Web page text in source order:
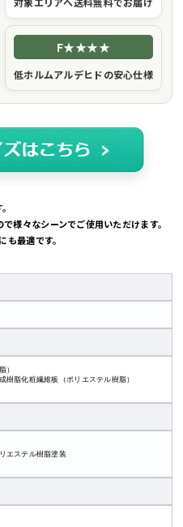
F★★★★
低ホルムアルデヒドの安心仕様
様々なシーンでご使用いただけます。
最適です。
脂）
樹脂化粧繊維板（ポリエステル樹脂）
エステル樹脂塗装